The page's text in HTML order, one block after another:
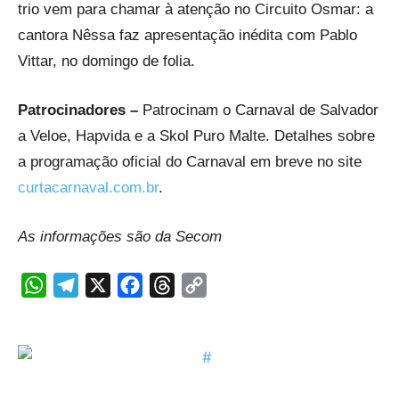
trio vem para chamar à atenção no Circuito Osmar: a
cantora Nêssa faz apresentação inédita com Pablo
Vittar, no domingo de folia.
Patrocinadores – Patrocinam o Carnaval de Salvador
a Veloe, Hapvida e a Skol Puro Malte. Detalhes sobre
a programação oficial do Carnaval em breve no site
curtacarnaval.com.br.
As informações são da Secom
WhatsAppTelegram FacebookThreads